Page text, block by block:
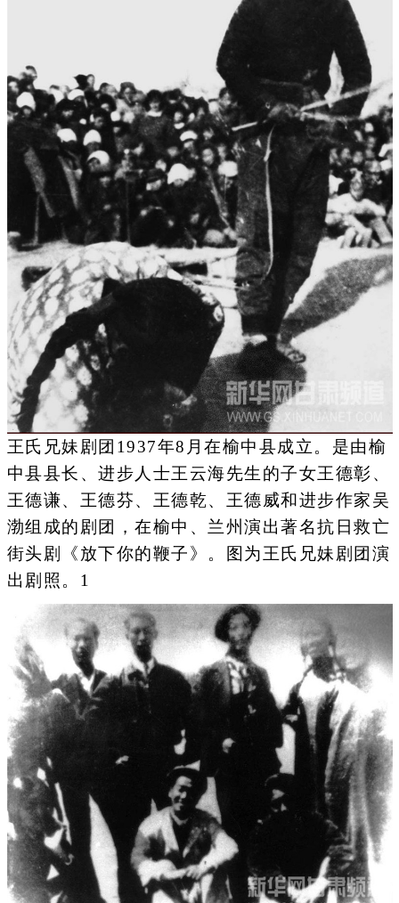
王氏兄妹剧团1937年8月在榆中县成立。是由榆
中县县长、进步人士王云海先生的子女王德彰、
王德谦、王德芬、王德乾、王德威和进步作家吴
渤组成的剧团，在榆中、兰州演出著名抗日救亡
街头剧《放下你的鞭子》。图为王氏兄妹剧团演
出剧照。1